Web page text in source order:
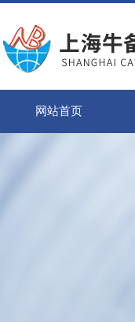
网站首页